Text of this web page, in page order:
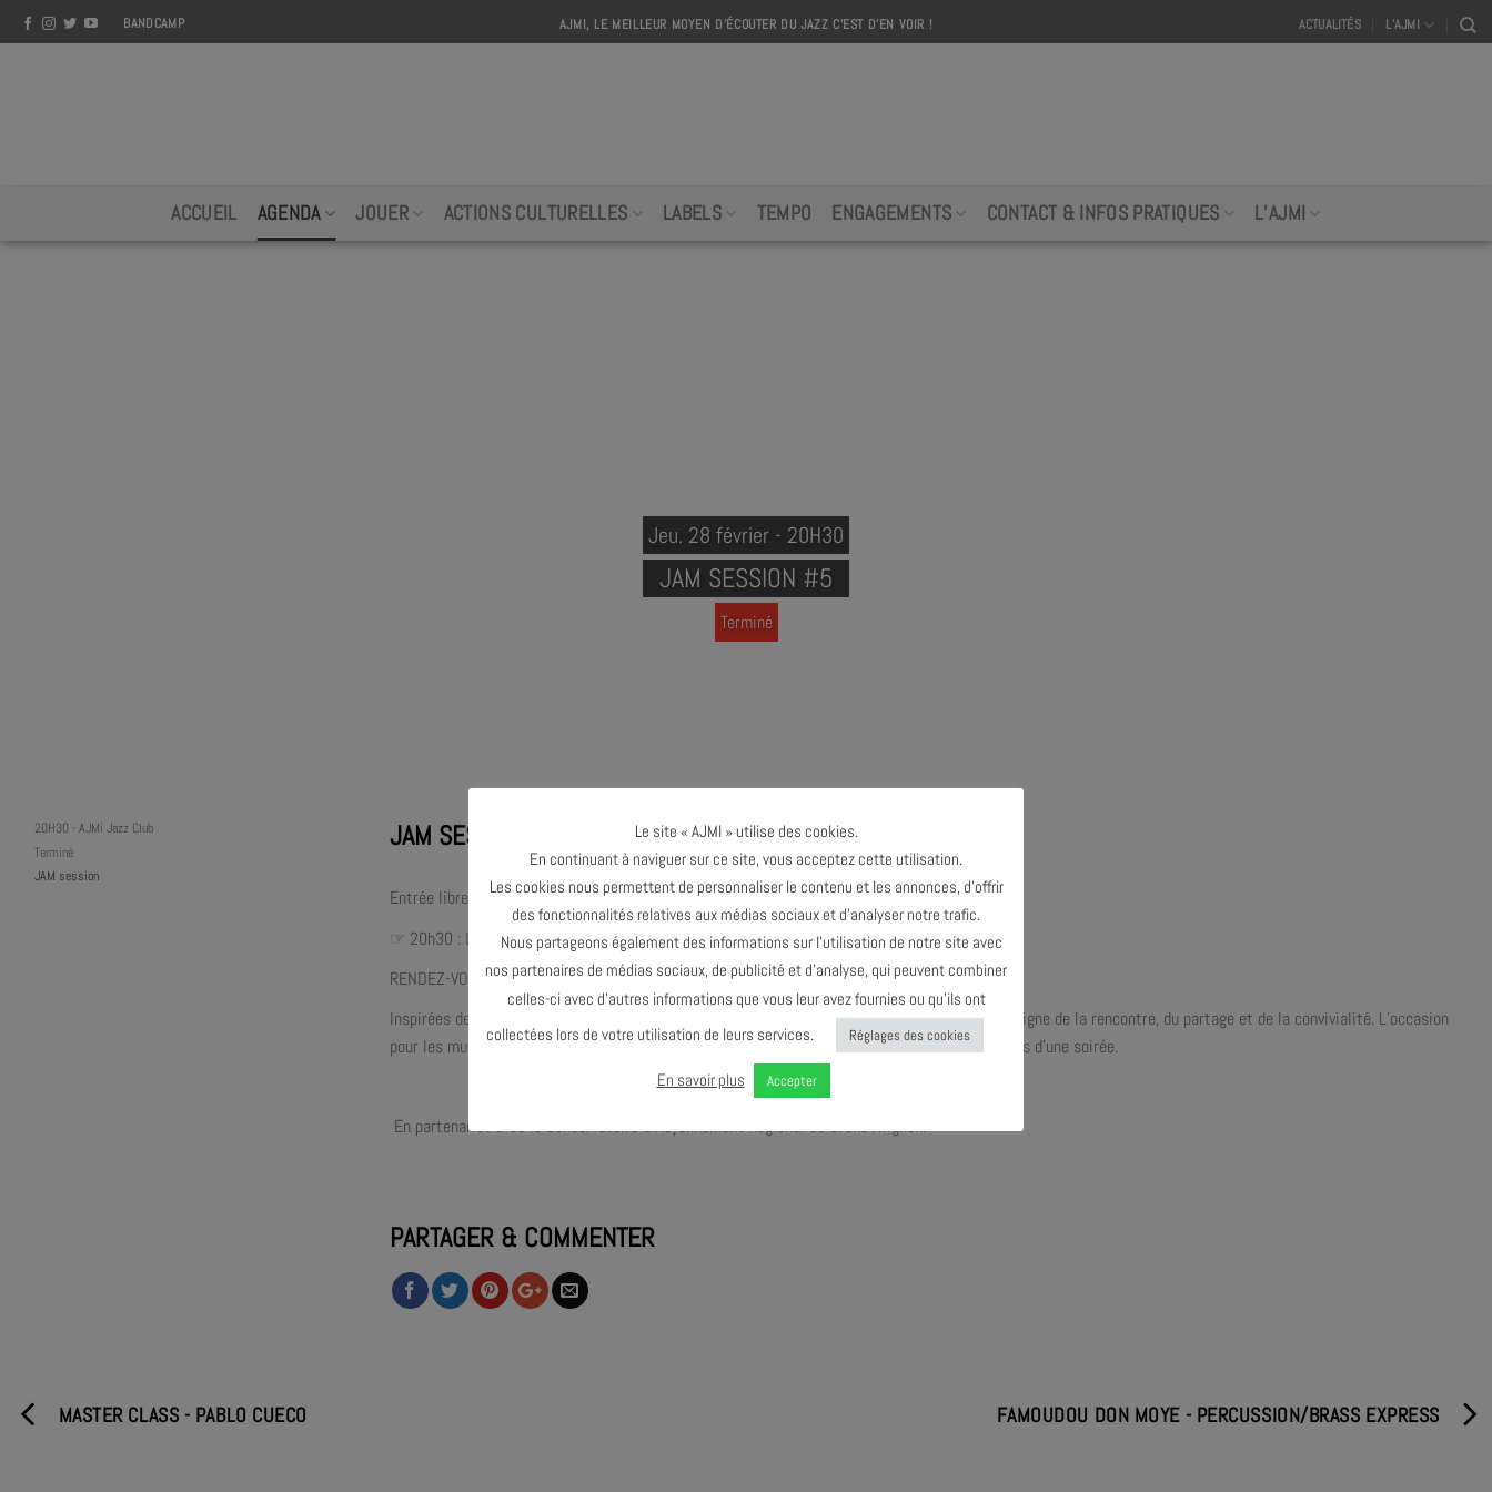
Skip
to
BANDCAMP AJMI, LE MEILLEUR MOYEN D'ÉCOUTER DU JAZZ C'EST D'EN VOIR ! ACTUALITÉS L’AJMI
ACCUEIL AGENDA JOUER ACTIONS CULTURELLES LABELS TEMPO ENGAGEMENTS CONTACT & INFOS PRATIQUES L’AJMI
Jeu. 28 février - 20H30
JAM SESSION #5
Terminé
20H30 - AJMi Jazz Club
Terminé
JAM session
JAM SESSION #5
Entrée libre (carte « pass » à 1€ indispensable, à se procurer sur place)
☞ 20h30 : Début de la Jam Session
RENDEZ-VOUS MENSUEL INCONTOURNABLE !
Inspirées des sessions new-yorkaises des années 40, les Jam Sessions sont placées sous le signe de la rencontre, du partage et de la convivialité. L’occasion
pour les musiciens professionnels et amateurs de se rencontrer sur la scène de l’AJMi le temps d’une soirée.
En partenariat avec le Conservatoire à Rayonnement Régional du Grand Avignon.
PARTAGER & COMMENTER
MASTER CLASS - PABLO CUECO FAMOUDOU DON MOYE - PERCUSSION/BRASS EXPRESS
Le site « AJMI » utilise des cookies.
En continuant à naviguer sur ce site, vous acceptez cette utilisation.
Les cookies nous permettent de personnaliser le contenu et les annonces, d’offrir
des fonctionnalités relatives aux médias sociaux et d’analyser notre trafic.
Nous partageons également des informations sur l’utilisation de notre site avec
nos partenaires de médias sociaux, de publicité et d’analyse, qui peuvent combiner
celles-ci avec d’autres informations que vous leur avez fournies ou qu’ils ont
collectées lors de votre utilisation de leurs services.
Réglages des cookies
En savoir plus Accepter